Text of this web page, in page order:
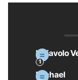
Il Diavolo
Michael